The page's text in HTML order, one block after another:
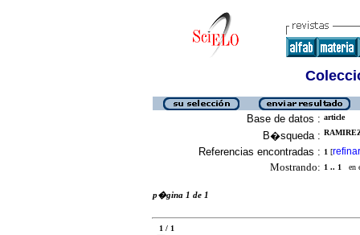
Base de datos : article
B�squeda :
Referencias encontradas : 1 [refinar
Mostrando: 1 .. 1 en
p�gina 1 de 1
1 / 1